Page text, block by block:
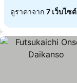
ดูราคาจาก 7 เว็บไซต์